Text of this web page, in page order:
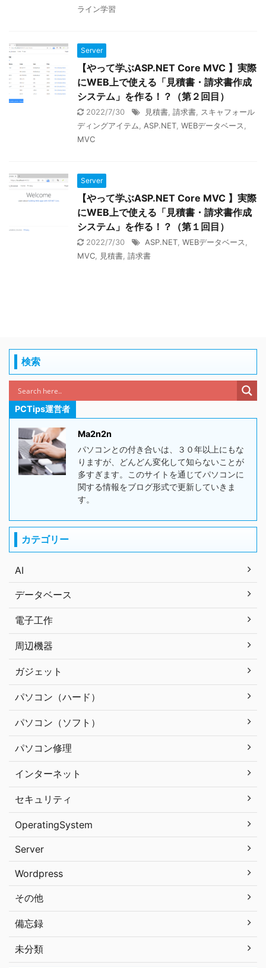
ライン学習
Server
【やって学ぶASP.NET Core MVC 】実際
にWEB上で使える「見積書・請求書作成
システム」を作る！？（第２回目）
2022/7/30 見積書 請求書
スキャフォール
ディングアイテム
ASP.NET WEBデータベース
MVC
Server
【やって学ぶASP.NET Core MVC 】実際
にWEB上で使える「見積書・請求書作成
システム」を作る！？（第１回目）
2022/7/30 ASP.NET WEBデータベース
MVC
見積書 請求書
検索
PCTips運営者
Ma2n2n
パソコンとの付き合いは、３０年以上にもな
りますが、どんどん変化して知らないことが
多すぎます。このサイトを通じてパソコンに
関する情報をブログ形式で更新していきま
す。
カテゴリー
AI
データベース
電子工作
周辺機器
ガジェット
パソコン（ハード）
パソコン（ソフト）
パソコン修理
インターネット
セキュリティ
OperatingSystem
Server
Wordpress
その他
備忘録
未分類